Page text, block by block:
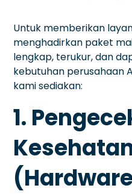
Untuk memberikan
menghadirkan paket
lengkap, terukur, dan
kebutuhan perusahaan
kami sediakan:
1.